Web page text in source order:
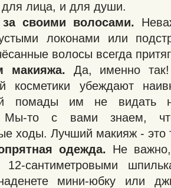
для лица, и для души.
своими волосами.
локонами или
волосы всегда
макияжа. Да, именно так!
косметики убеждают
помады им не видать
Мы-то с вами знаем,
ходы. Лучший макияж - это
одежда. Не
сантиметровыми
мини-юбку или